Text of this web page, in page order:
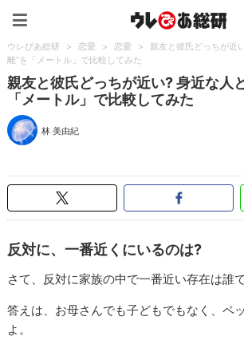
ウレぴあ総研 > 恋愛 > 恋愛 >
親友と彼氏どっちが近
離”を「メートル」で比較してみた
親友と彼氏どっちが近い? 身近な人
「メートル」で比較してみた
林 美由紀
反対に、一番近くにいるのは?
さて、反対に家族の中で一番近い存在は誰で
答えは、お母さんでも子どもでもなく、ペ
よ。